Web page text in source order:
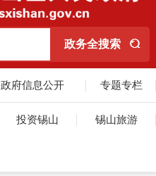
政府信息公开 专题专栏
投资锡山 锡山旅游